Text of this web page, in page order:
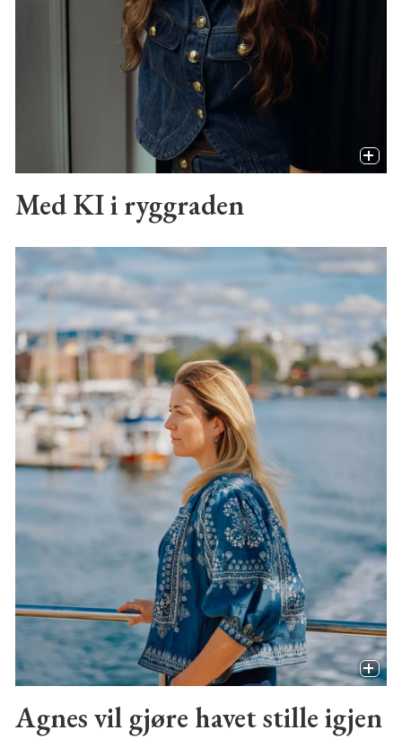
Med KI i ryggraden
Agnes vil gjøre havet stille igjen